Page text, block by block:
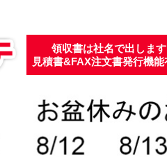
領収書は社名で出します
見積書&FAX注文書発行機能